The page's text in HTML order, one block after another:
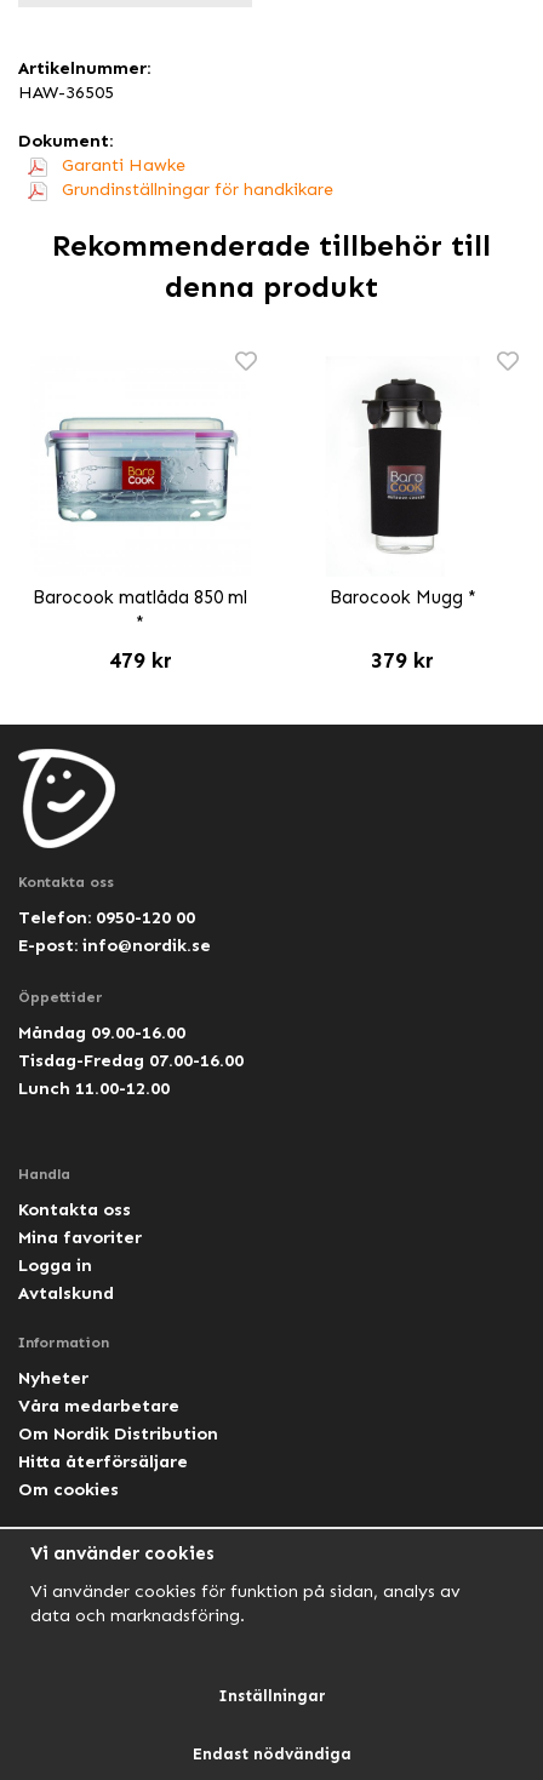
Artikelnummer:
HAW-36505
Dokument:
Garanti Hawke
Grundinställningar för handkikare
Rekommenderade tillbehör till
denna produkt
Barocook matlåda 850 ml
*
479 kr
Barocook Mugg *
379 kr
Kontakta oss
Telefon: 0950-120 00
E-post: info@nordik.se
Öppettider
Måndag 09.00-16.00
Tisdag-Fredag 07.00-16.00
Lunch 11.00-12.00
Handla
Kontakta oss
Mina favoriter
Logga in
Avtalskund
Information
Nyheter
Våra medarbetare
Om Nordik Distribution
Hitta återförsäljare
Om cookies
Facebook Lightforce Sweden
NORDIK AUTOMOTIVENORDIK HUNTNORDIK OUTDOOR
Vi använder cookies
Vi använder cookies för funktion på sidan, analys av
data och marknadsföring.
Inställningar
Endast nödvändiga